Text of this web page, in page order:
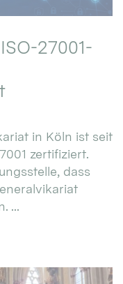
27001-
in Köln ist seit
zertifiziert.
dass
...